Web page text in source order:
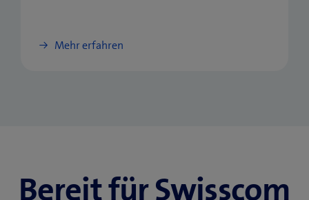
Mehr erfahren
Bereit für Swisscom